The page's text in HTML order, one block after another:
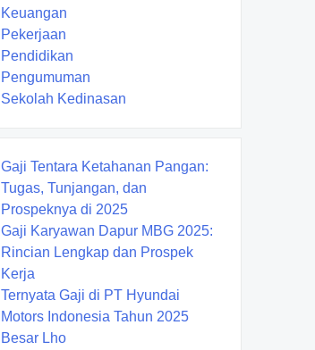
Keuangan
Pekerjaan
Pendidikan
Pengumuman
Sekolah Kedinasan
Gaji Tentara Ketahanan Pangan:
Tugas, Tunjangan, dan
Prospeknya di 2025
Gaji Karyawan Dapur MBG 2025:
Rincian Lengkap dan Prospek
Kerja
Ternyata Gaji di PT Hyundai
Motors Indonesia Tahun 2025
Besar Lho